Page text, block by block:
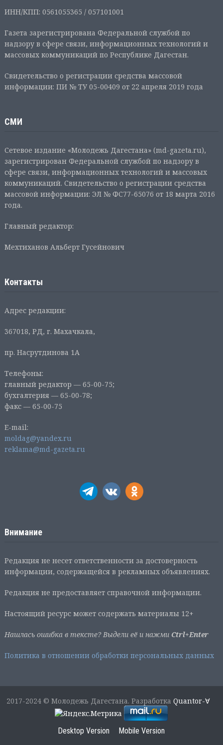
ИНН/КПП: 0561055365 / 057101001
Газета зарегистрирована Федеральной службой по
надзору в сфере связи, информационных технологий и
массовых коммуникаций по Республике Дагестан.
Свидетельство о регистрации средства массовой
информации: ПИ № ТУ 05-00409 от 22 апреля 2019 года
СМИ
Сетевое издание «Молодежь Дагестана» (md-gazeta.ru),
зарегистрирован Федеральной службой по надзору в
сфере связи, информационных технологий и массовых
коммуникаций. Свидетельство о регистрации средства
массовой информации: ЭЛ № ФС77-65076 от 18 марта 2016
года.
Главный редактор:
Мехтиханов Альберт Гусейнович
Контакты
Адрес редакции:
367018, РД, г. Махачкала,
пр. Насрутдинова 1А
Телефоны:
главный редактор — 65-00-75;
бухгалтерия — 65-00-78;
факс — 65-00-75
E-mail:
moldag@yandex.ru
reklama@md-gazeta.ru
Внимание
Редакция не несет ответственности за достоверность
информации, содержащейся в рекламных объявлениях.
Редакция не предоставляет справочной информации.
Настоящий ресурс может содержать материалы 12+
Нашлась ошибка в тексте? Выдели её и нажми Ctrl+Enter
Политика в отношении обработки персональных данных
2017-2024 © Молодежь Дагестана. РазработкаQuantor-∀
Desktop Version Mobile Version